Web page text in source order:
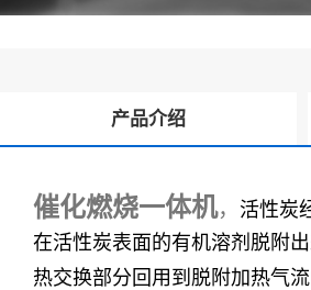
产品介绍
催化燃烧一体机， 活性炭
在活性炭表面的有机溶剂脱附
热交换部分回用到脱附加热气